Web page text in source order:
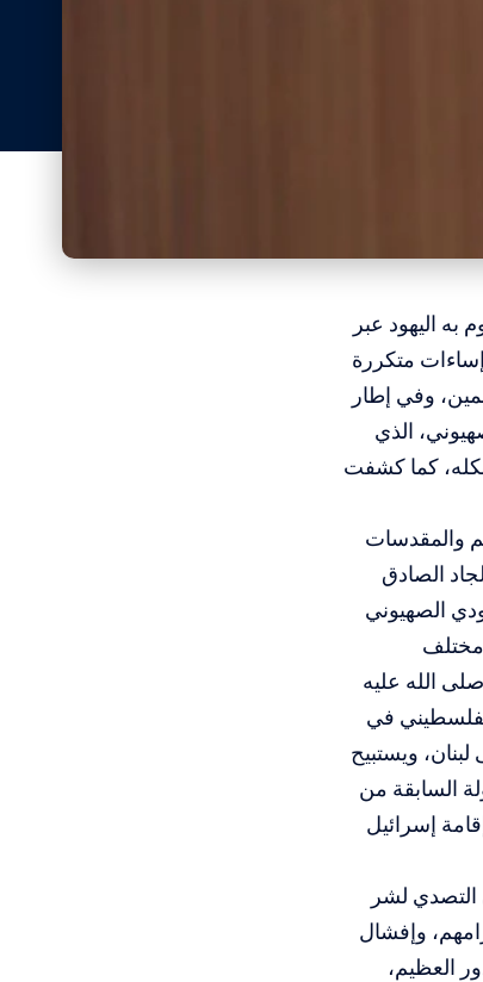
به اليهود عبر
إساءات متكررة
وفي إطار
الذي
كما كشفت
والمقدسات
الصادق
الصهيوني
مختلف
الله عليه
في
ويستبيح
السابقة من
إسرائيل
التصدي لشر
وإفشال
العظيم،